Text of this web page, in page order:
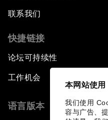
本网站使
我们使用
容与广告、
联系我们
快捷链接
论坛可持续性
工作机会
语言版本